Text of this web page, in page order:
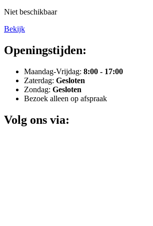
Niet beschikbaar
Bekijk
Openingstijden:
Maandag-Vrijdag: 8:00 - 17:00
Zaterdag: Gesloten
Zondag: Gesloten
Bezoek alleen op afspraak
Volg ons via: